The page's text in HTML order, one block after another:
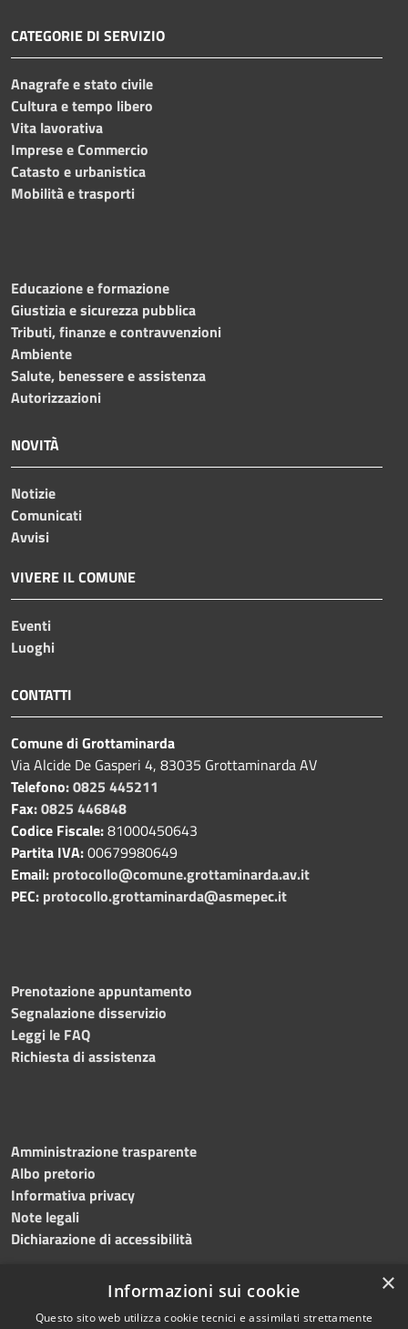
CATEGORIE DI SERVIZIO
Anagrafe e stato civile
Cultura e tempo libero
Vita lavorativa
Imprese e Commercio
Catasto e urbanistica
Mobilità e trasporti
Educazione e formazione
Giustizia e sicurezza pubblica
Tributi, finanze e contravvenzioni
Ambiente
Salute, benessere e assistenza
Autorizzazioni
NOVITÀ
Notizie
Comunicati
Avvisi
VIVERE IL COMUNE
Eventi
Luoghi
CONTATTI
Comune di Grottaminarda
Via Alcide De Gasperi 4, 83035 Grottaminarda AV
Telefono:0825 445211
Fax:0825 446848
Codice Fiscale:81000450643
Partita IVA:00679980649
Email: protocollo@comune.grottaminarda.av.it
PEC: protocollo.grottaminarda@asmepec.it
Prenotazione appuntamento
Segnalazione disservizio
Leggi le FAQ
Richiesta di assistenza
Amministrazione trasparente
Albo pretorio
Informativa privacy
Note legali
Dichiarazione di accessibilità
×
Informazioni sui cookie
Questo sito web utilizza cookie tecnici e assimilati strettamente